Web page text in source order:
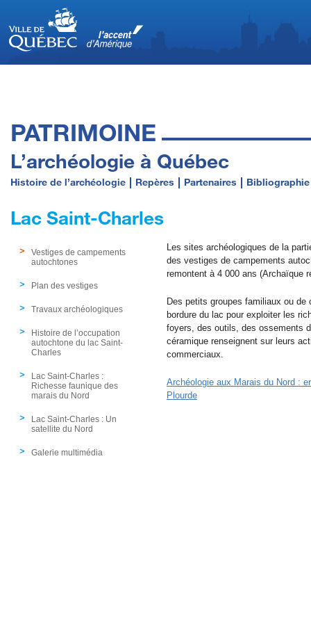
PATRIMOINE
L’archéologie à Québec
Histoire de l’archéologie Repères Partenaires Bibliographie
Lac Saint-Charles
Vestiges de campements
autochtones
Plan des vestiges
Travaux archéologiques
Histoire de l’occupation
autochtone du lac Saint-
Charles
Lac Saint-Charles :
Richesse faunique des
marais du Nord
Lac Saint-Charles : Un
satellite du Nord
Galerie multimédia
Les sites archéologiques de la
des vestiges de campements
remontent à 4 000 ans (Archaïque
Des petits groupes familiaux ou
bordure du lac pour exploiter les
foyers, des outils, des ossements
céramique renseignent sur leurs
commerciaux.
Archéologie aux Marais du Nord :
Plourde